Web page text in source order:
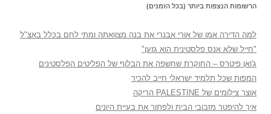
הרשומות הנצפות ביותר (בכל הזמנים)
למה הדירה אמו של אורי אבנרי את בנה מצוואתה ומתי לחם בכלל באצ"ל
"חייל שלא אנס פלסטינית הוא גזען"
ג'ואן פיטרס – החוקרת שחשפה את הבלוף של הפליטים הפלסטינים
המפות שכל תלמיד ישראלי חייב להכיר
אוצר צילומים של PALESTINE הריקה
איך להיפטר מזבובי הבית ולפתור את בעיית היונים